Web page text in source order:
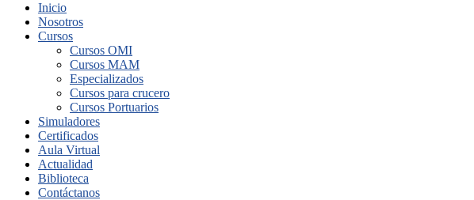
Inicio
Nosotros
Cursos
Cursos OMI
Cursos MAM
Especializados
Cursos para crucero
Cursos Portuarios
Simuladores
Certificados
Aula Virtual
Actualidad
Biblioteca
Contáctanos